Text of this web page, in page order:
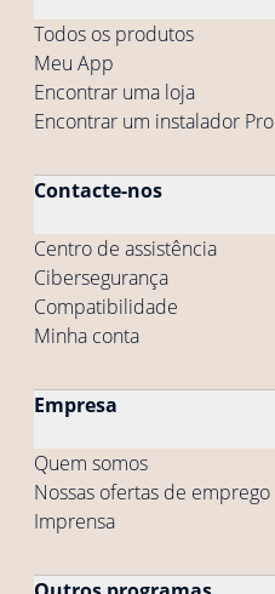
Todos os produtos
Meu App
Encontrar uma loja
Encontrar um instalador Pro
Contacte-nos
Centro de assistência
Cibersegurança
Compatibilidade
Minha conta
Empresa
Quem somos
Nossas ofertas de emprego
Imprensa